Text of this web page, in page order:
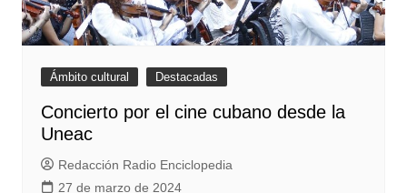
Ámbito cultural Destacadas
Concierto por el cine cubano desde la
Uneac
Redacción Radio Enciclopedia
27 de marzo de 2024